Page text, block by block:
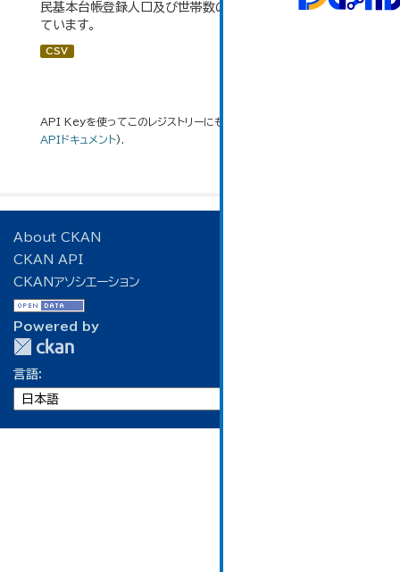
民基本台帳登録人口及び世帯数の推移」のデータを参照し
ています。
CSV
API Keyを使ってこのレジストリーにもアクセス可能です
APIドキュメント).
About CKAN
CKAN API
CKANアソシエーション
Powered by
言語